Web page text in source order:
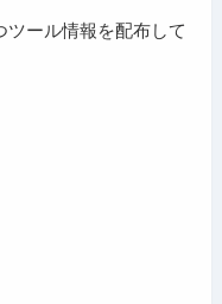
ール情報を配布して